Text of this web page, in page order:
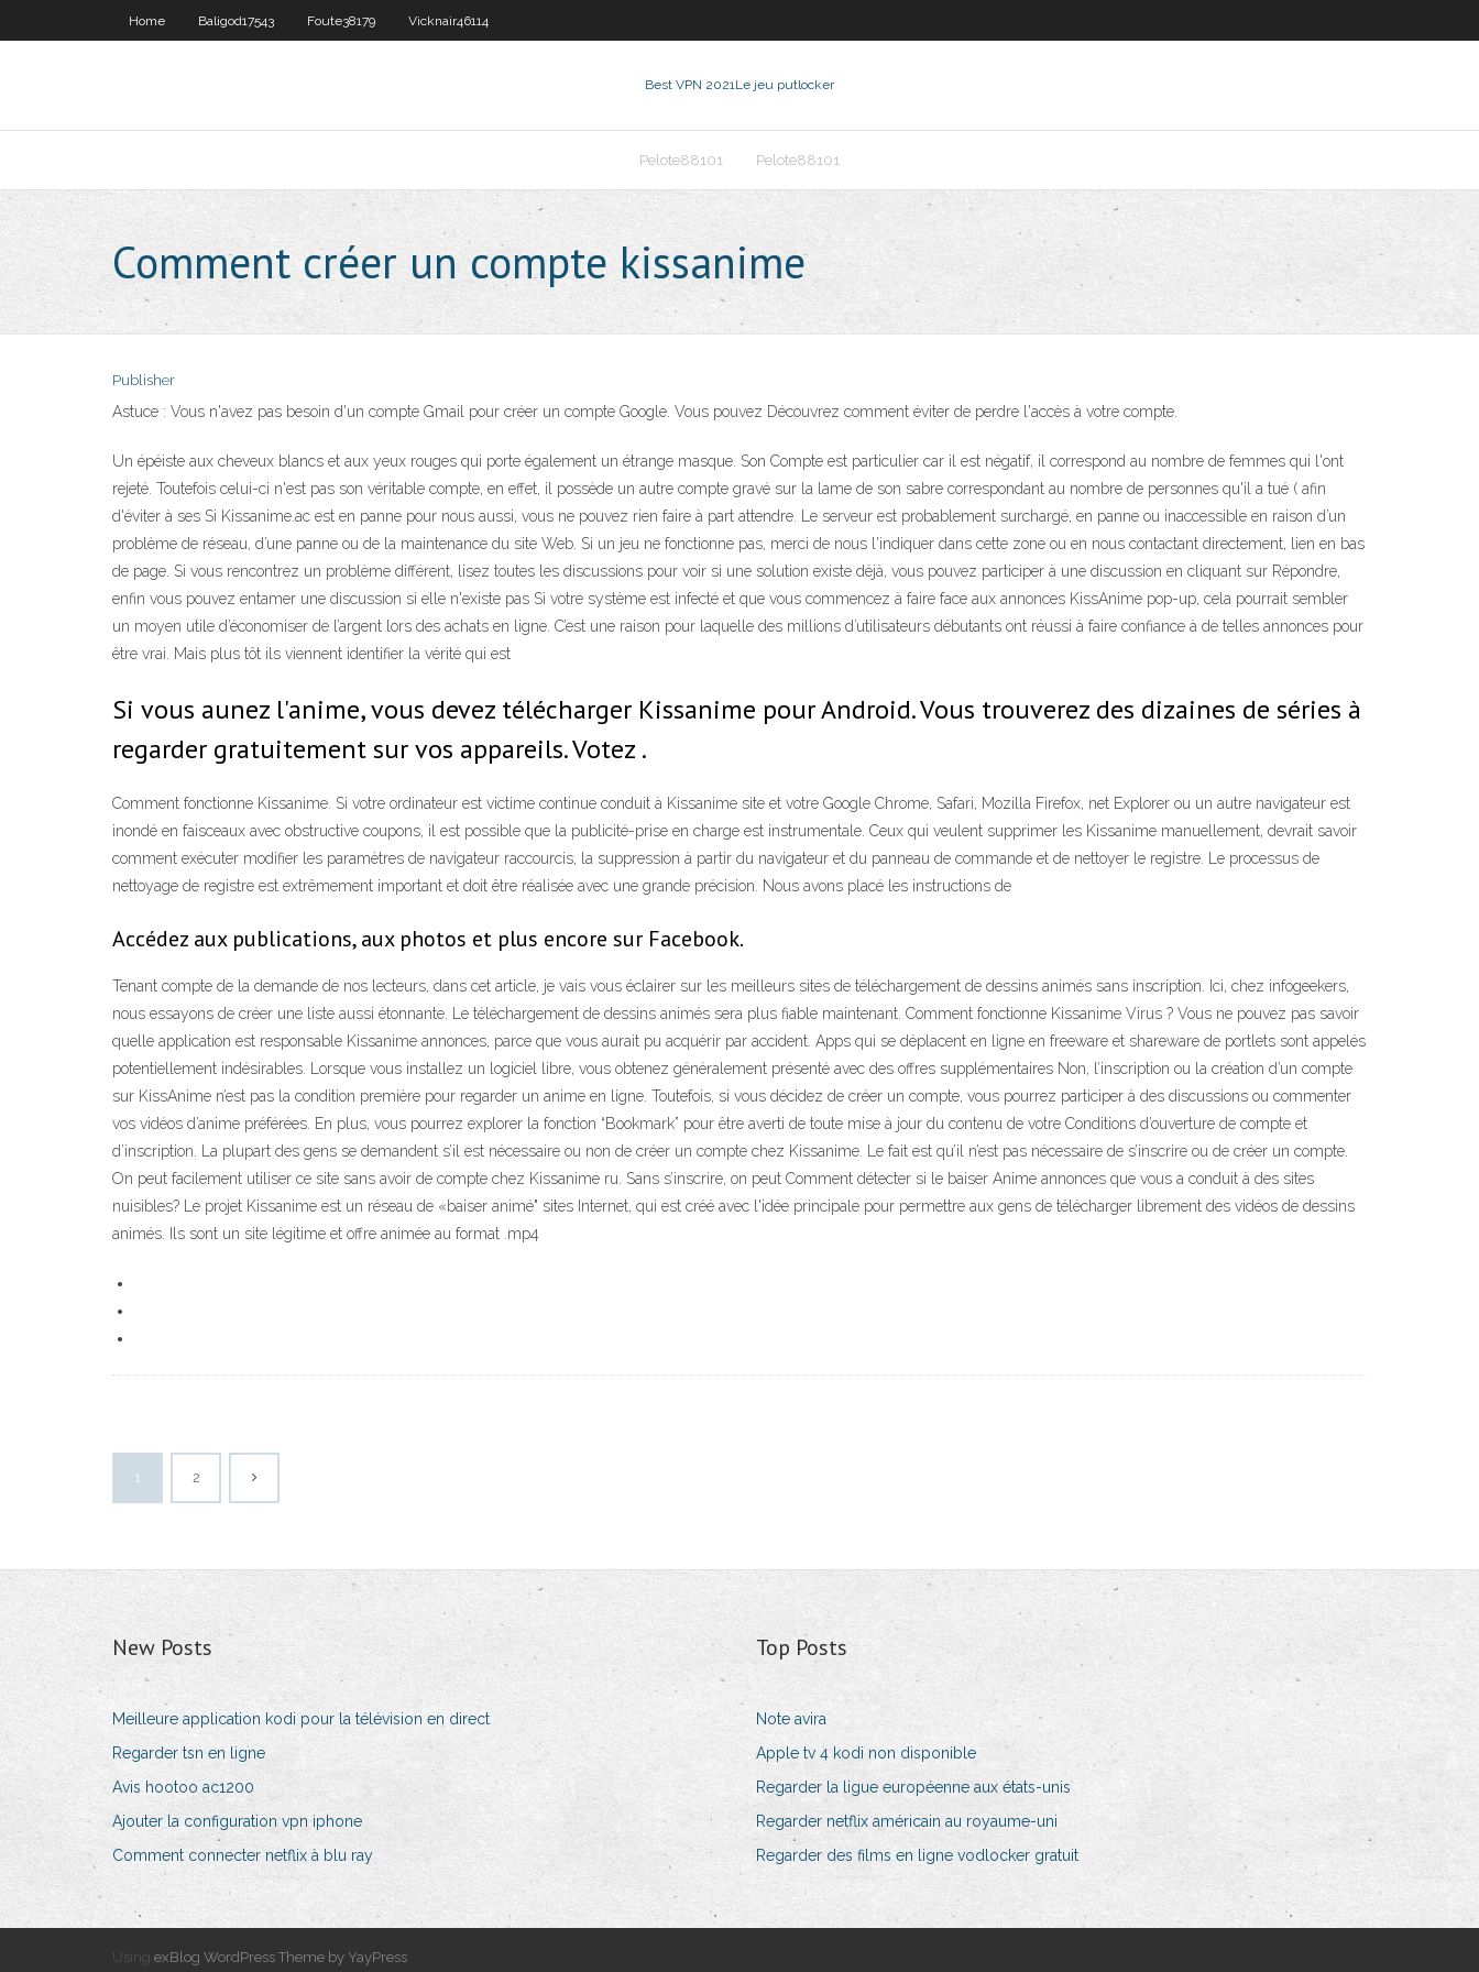
Home Baligod17543 Foute38179 Vicknair46114
Best VPN 2021Le jeu putlocker
Pelote88101 Pelote88101
Comment créer un compte kissanime
Publisher
Astuce : Vous n'avez pas besoin d'un compte Gmail pour créer un compte Google. Vous pouvez Découvrez comment éviter de perdre l'accès à votre compte.
Un épéiste aux cheveux blancs et aux yeux rouges qui porte également un étrange masque. Son Compte est particulier car il est négatif, il correspond au nombre de femmes qui l'ont
rejeté. Toutefois celui-ci n'est pas son véritable compte, en effet, il possède un autre compte gravé sur la lame de son sabre correspondant au nombre de personnes qu'il a tué ( afin
d'éviter à ses Si Kissanime.ac est en panne pour nous aussi, vous ne pouvez rien faire à part attendre. Le serveur est probablement surchargé, en panne ou inaccessible en raison d’un
problème de réseau, d’une panne ou de la maintenance du site Web. Si un jeu ne fonctionne pas, merci de nous l'indiquer dans cette zone ou en nous contactant directement, lien en bas
de page. Si vous rencontrez un problème différent, lisez toutes les discussions pour voir si une solution existe déjà, vous pouvez participer à une discussion en cliquant sur Répondre,
enfin vous pouvez entamer une discussion si elle n'existe pas Si votre système est infecté et que vous commencez à faire face aux annonces KissAnime pop-up, cela pourrait sembler
un moyen utile d’économiser de l’argent lors des achats en ligne. C’est une raison pour laquelle des millions d’utilisateurs débutants ont réussi à faire confiance à de telles annonces pour
être vrai. Mais plus tôt ils viennent identifier la vérité qui est
Si vous aunez l'anime, vous devez télécharger Kissanime pour Android. Vous trouverez des dizaines de séries à
regarder gratuitement sur vos appareils. Votez .
Comment fonctionne Kissanime. Si votre ordinateur est victime continue conduit à Kissanime site et votre Google Chrome, Safari, Mozilla Firefox, net Explorer ou un autre navigateur est
inondé en faisceaux avec obstructive coupons, il est possible que la publicité-prise en charge est instrumentale. Ceux qui veulent supprimer les Kissanime manuellement, devrait savoir
comment exécuter modifier les paramètres de navigateur raccourcis, la suppression à partir du navigateur et du panneau de commande et de nettoyer le registre. Le processus de
nettoyage de registre est extrêmement important et doit être réalisée avec une grande précision. Nous avons placé les instructions de
Accédez aux publications, aux photos et plus encore sur Facebook.
Tenant compte de la demande de nos lecteurs, dans cet article, je vais vous éclairer sur les meilleurs sites de téléchargement de dessins animés sans inscription. Ici, chez infogeekers,
nous essayons de créer une liste aussi étonnante. Le téléchargement de dessins animés sera plus fiable maintenant. Comment fonctionne Kissanime Virus ? Vous ne pouvez pas savoir
quelle application est responsable Kissanime annonces, parce que vous aurait pu acquérir par accident. Apps qui se déplacent en ligne en freeware et shareware de portlets sont appelés
potentiellement indésirables. Lorsque vous installez un logiciel libre, vous obtenez généralement présenté avec des offres supplémentaires Non, l’inscription ou la création d’un compte
sur KissAnime n’est pas la condition première pour regarder un anime en ligne. Toutefois, si vous décidez de créer un compte, vous pourrez participer à des discussions ou commenter
vos vidéos d’anime préférées. En plus, vous pourrez explorer la fonction “Bookmark” pour être averti de toute mise à jour du contenu de votre Conditions d’ouverture de compte et
d’inscription. La plupart des gens se demandent s’il est nécessaire ou non de créer un compte chez Kissanime. Le fait est qu’il n’est pas nécessaire de s’inscrire ou de créer un compte.
On peut facilement utiliser ce site sans avoir de compte chez Kissanime ru. Sans s’inscrire, on peut Comment détecter si le baiser Anime annonces que vous a conduit à des sites
nuisibles? Le projet Kissanime est un réseau de «baiser animé" sites Internet, qui est créé avec l'idée principale pour permettre aux gens de télécharger librement des vidéos de dessins
animés. Ils sont un site légitime et offre animée au format .mp4
1 2
New Posts
Meilleure application kodi pour la télévision en direct
Regarder tsn en ligne
Avis hootoo ac1200
Ajouter la configuration vpn iphone
Comment connecter netflix à blu ray
Top Posts
Note avira
Apple tv 4 kodi non disponible
Regarder la ligue européenne aux états-unis
Regarder netflix américain au royaume-uni
Regarder des films en ligne vodlocker gratuit
Using exBlog WordPress Theme by YayPress